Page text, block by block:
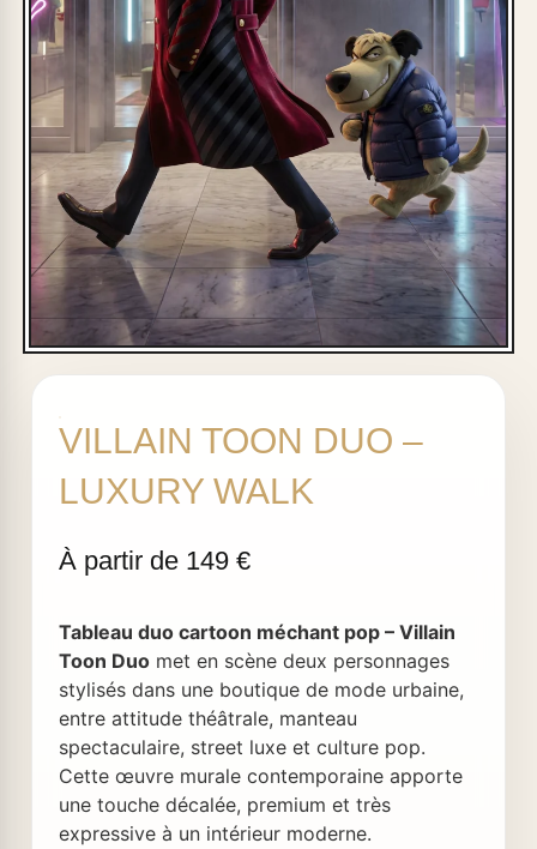
VILLAIN TOON DUO –
LUXURY WALK
Tableau duo cartoon méchant pop – Villain
Toon Duo met en scène deux personnages
stylisés dans une boutique de mode urbaine,
entre attitude théâtrale, manteau
spectaculaire, street luxe et culture pop.
Cette œuvre murale contemporaine apporte
une touche décalée, premium et très
expressive à un intérieur moderne.